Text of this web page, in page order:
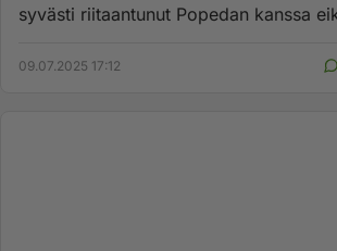
syvästi riitaantunut Popedan kanssa
09.07.2025 17:12